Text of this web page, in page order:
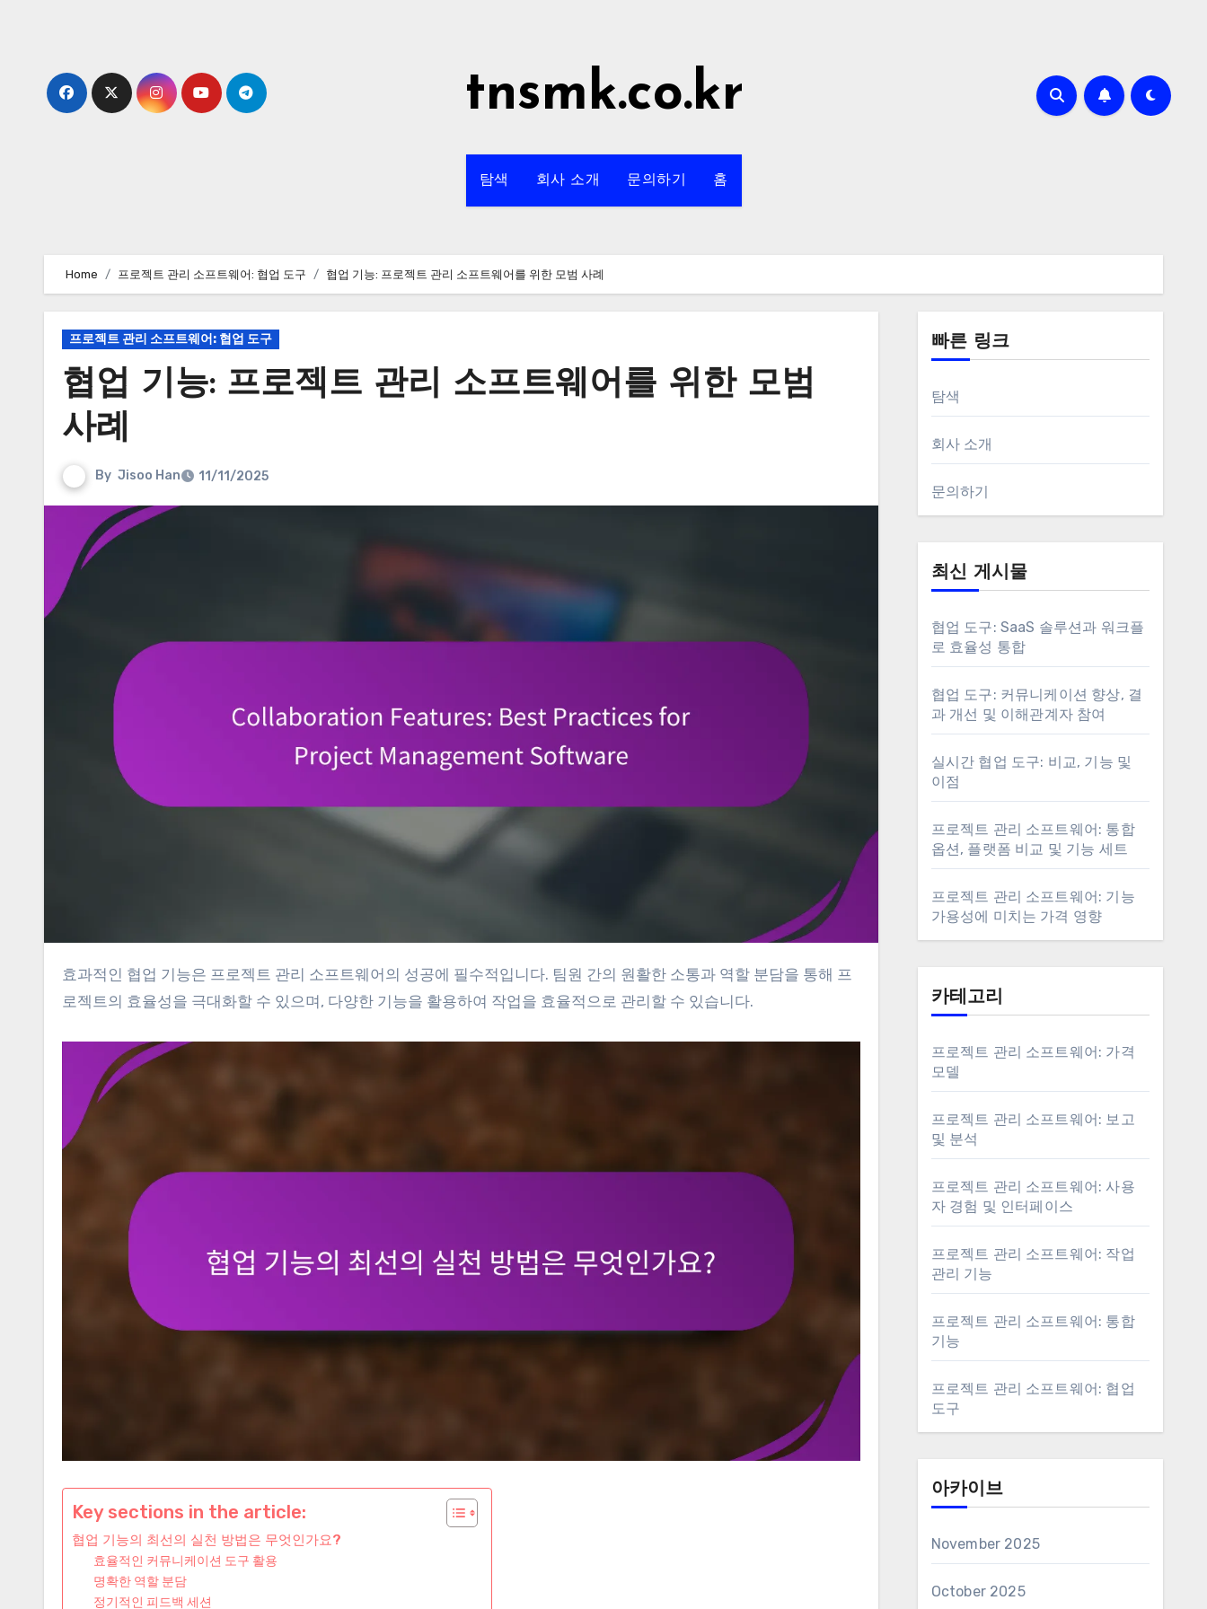
tnsmk.co.kr
탐색 회사 소개 문의하기 홈
Home 프로젝트 관리 소프트웨어: 협업 도구 협업 기능: 프로젝트 관리 소프트웨어를 위한 모범 사례
프로젝트 관리 소프트웨어: 협업 도구
협업 기능: 프로젝트 관리 소프트웨어를 위한 모범
사례
By Jisoo Han 11/11/2025
효과적인 협업 기능은 프로젝트 관리 소프트웨어의 성공에 필수적입니다. 팀원 간의 원활한 소통과 역할 분담을 통해 프
로젝트의 효율성을 극대화할 수 있으며, 다양한 기능을 활용하여 작업을 효율적으로 관리할 수 있습니다.
Key sections in the article:
협업 기능의 최선의 실천 방법은 무엇인가요?
효율적인 커뮤니케이션 도구 활용
명확한 역할 분담
정기적인 피드백 세션
빠른 링크
탐색
회사 소개
문의하기
최신 게시물
협업 도구: SaaS 솔루션과 워크플
로 효율성 통합
협업 도구: 커뮤니케이션 향상, 결
과 개선 및 이해관계자 참여
실시간 협업 도구: 비교, 기능 및
이점
프로젝트 관리 소프트웨어: 통합
옵션, 플랫폼 비교 및 기능 세트
프로젝트 관리 소프트웨어: 기능
가용성에 미치는 가격 영향
카테고리
프로젝트 관리 소프트웨어: 가격
모델
프로젝트 관리 소프트웨어: 보고
및 분석
프로젝트 관리 소프트웨어: 사용
자 경험 및 인터페이스
프로젝트 관리 소프트웨어: 작업
관리 기능
프로젝트 관리 소프트웨어: 통합
기능
프로젝트 관리 소프트웨어: 협업
도구
아카이브
November 2025
October 2025